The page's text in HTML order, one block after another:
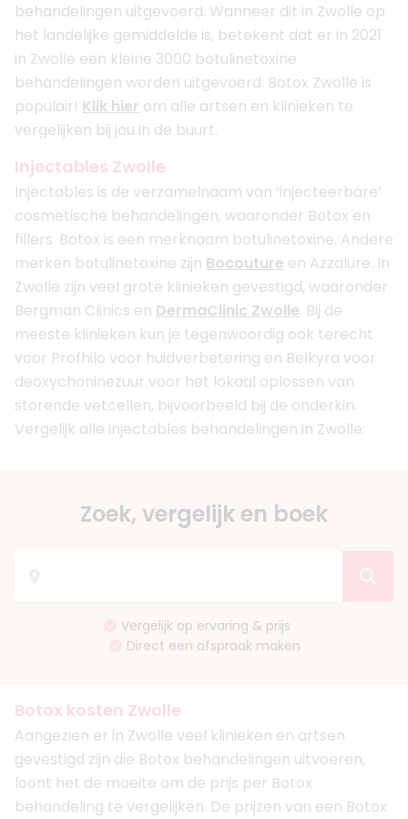
behandelingen uitgevoerd. Wanneer dit in Zwolle op
het landelijke gemiddelde is, betekent dat er in 2021
in Zwolle een kleine 3000 botulinetoxine
behandelingen worden uitgevoerd. Botox Zwolle is
populair! Klik hier om alle artsen en klinieken te
vergelijken bij jou in de buurt.
Injectables Zwolle
Injectables is de verzamelnaam van ‘injecteerbare’
cosmetische behandelingen, waaronder Botox en
fillers. Botox is een merknaam botulinetoxine. Andere
merken botulinetoxine zijn Bocouture en Azzalure. In
Zwolle zijn veel grote klinieken gevestigd, waaronder
Bergman Clinics en DermaClinic Zwolle. Bij de
meeste klinieken kun je tegenwoordig ook terecht
voor Profhilo voor huidverbetering en Belkyra voor
deoxychoninezuur voor het lokaal oplossen van
storende vetcellen, bijvoorbeeld bij de onderkin.
Vergelijk alle injectables behandelingen in Zwolle:
Zoek, vergelijk en boek
Vergelijk op ervaring & prijs
Direct een afspraak maken
Botox kosten Zwolle
Aangezien er in Zwolle veel klinieken en artsen
gevestigd zijn die Botox behandelingen uitvoeren,
loont het de moeite om de prijs per Botox
behandeling te vergelijken. De prijzen van een Botox